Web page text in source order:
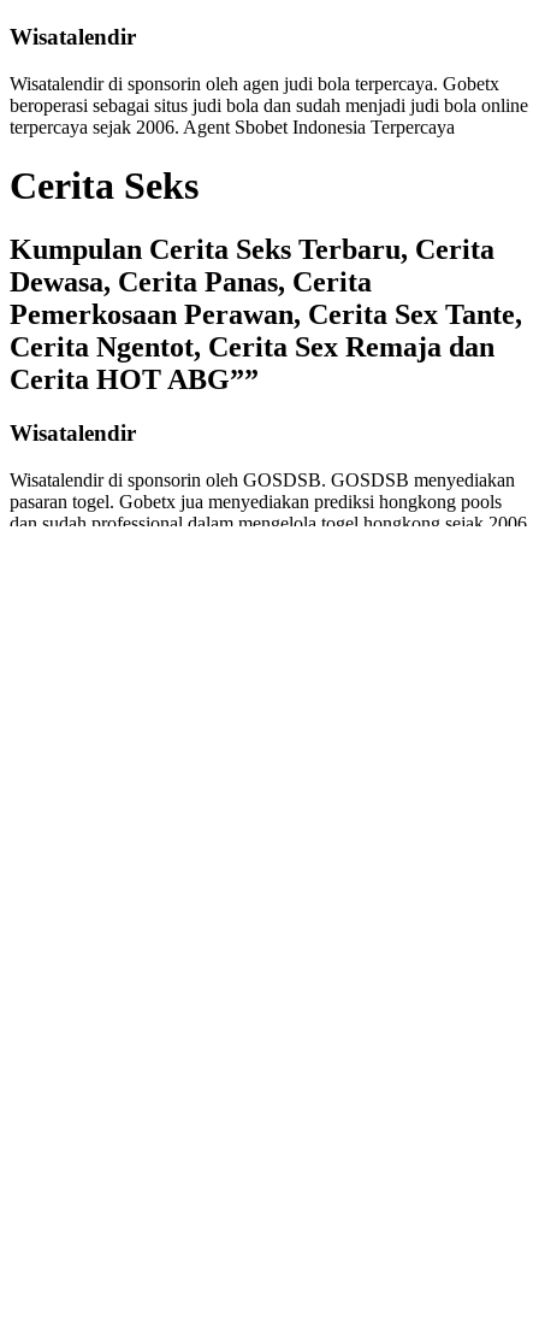
Wisatalendir
Wisatalendir di sponsorin oleh agen judi bola terpercaya. Gobetx
beroperasi sebagai situs judi bola dan sudah menjadi judi bola online
terpercaya sejak 2006. Agent Sbobet Indonesia Terpercaya
Cerita Seks
Kumpulan Cerita Seks Terbaru, Cerita
Dewasa, Cerita Panas, Cerita
Pemerkosaan Perawan, Cerita Sex Tante,
Cerita Ngentot, Cerita Sex Remaja dan
Cerita HOT ABG””
Wisatalendir
Wisatalendir di sponsorin oleh GOSDSB. GOSDSB menyediakan
pasaran togel. Gobetx jua menyediakan prediksi hongkong pools
dan sudah professional dalam mengelola togel hongkong sejak 2006